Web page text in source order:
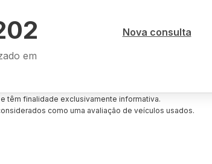
em
Nova consulta
têm finalidade exclusivamente informativa.
como uma avaliação de veículos usados.